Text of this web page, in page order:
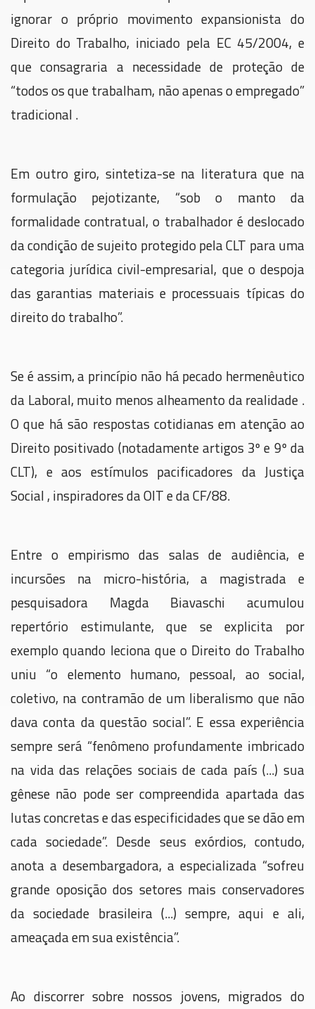
ignorar o próprio movimento expansionista do
Direito do Trabalho, iniciado pela EC 45/2004, e
que consagraria a necessidade de proteção de
“todos os que trabalham, não apenas o empregado”
tradicional .
Em outro giro, sintetiza-se na literatura que na
formulação pejotizante, “sob o manto da
formalidade contratual, o trabalhador é deslocado
da condição de sujeito protegido pela CLT para uma
categoria jurídica civil-empresarial, que o despoja
das garantias materiais e processuais típicas do
direito do trabalho”.
Se é assim, a princípio não há pecado hermenêutico
da Laboral, muito menos alheamento da realidade .
O que há são respostas cotidianas em atenção ao
Direito positivado (notadamente artigos 3º e 9º da
CLT), e aos estímulos pacificadores da Justiça
Social , inspiradores da OIT e da CF/88.
Entre o empirismo das salas de audiência, e
incursões na micro-história, a magistrada e
pesquisadora Magda Biavaschi acumulou
repertório estimulante, que se explicita por
exemplo quando leciona que o Direito do Trabalho
uniu “o elemento humano, pessoal, ao social,
coletivo, na contramão de um liberalismo que não
dava conta da questão social”. E essa experiência
sempre será “fenômeno profundamente imbricado
na vida das relações sociais de cada país (...) sua
gênese não pode ser compreendida apartada das
lutas concretas e das especificidades que se dão em
cada sociedade”. Desde seus exórdios, contudo,
anota a desembargadora, a especializada “sofreu
grande oposição dos setores mais conservadores
da sociedade brasileira (...) sempre, aqui e ali,
ameaçada em sua existência”.
Ao discorrer sobre nossos jovens, migrados do